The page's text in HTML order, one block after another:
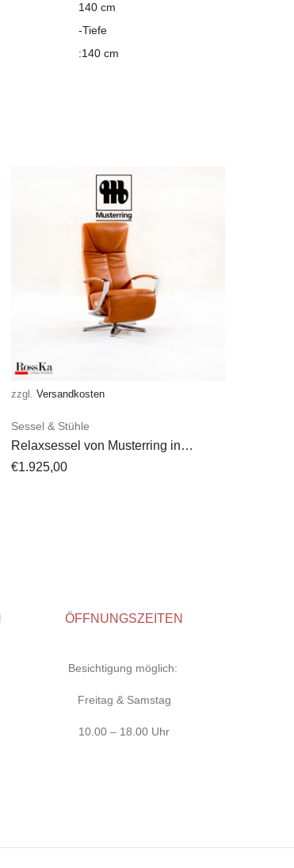
140 cm
-Tiefe
:140 cm
zzgl. Versandkosten
Sessel & Stühle
Relaxsessel von Musterring in
Cognac Braun /Caramel
€1.925,00
ÖFFNUNGSZEITEN
Besichtigung möglich:
Freitag & Samstag
10.00 – 18.00 Uhr